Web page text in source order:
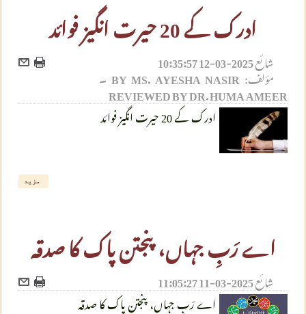
ادرک کے 20 حیرت انگیز فوائد
شائع2025-03-12 10:35:57
مؤلف: BY MS. AYESHA NASIR ۔
REVIEWED BY DR. HUMA AMEER
ادرک کے 20 حیرت انگیز فوائد
مزید
اے رَبِ جہاں، پنجتن پاک کا صدقہ
شائع2025-03-11 11:05:27
اے رَبِ جہاں، پنجتن پاک کا صدقہ